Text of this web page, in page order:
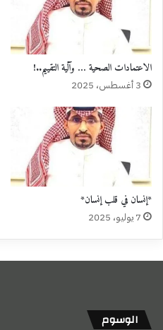
الاعتمادات الصحية … وآلية التقييم..!
3 أغسطس، 2025
*إنسان في قلب إنسان*
7 يوليو، 2025
الوسوم